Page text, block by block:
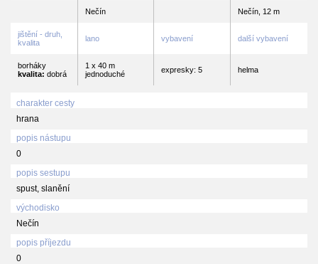
Nečín Nečín, 12 m
jištění - druh,
kvalita
lano vybavení další vybavení
borháky
kvalita: dobrá
1 x 40 m
jednoduché
expresky: 5 helma
charakter cesty
hrana
popis nástupu
0
popis sestupu
spust, slanění
východisko
Nečín
popis příjezdu
0